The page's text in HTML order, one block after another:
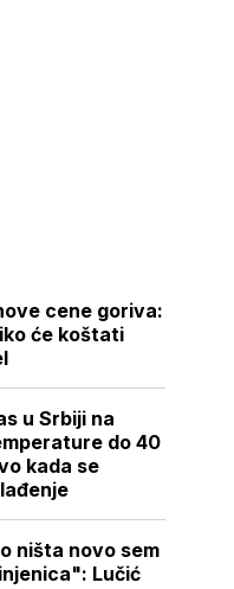
cene goriva:
će koštati
u Srbiji na
do 40
kada se
ništa novo sem
Lučić